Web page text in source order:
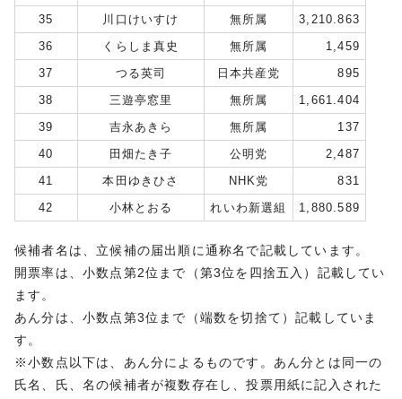
35
川口けいすけ 無所属
3,210.863
36
くらしま真史 無所属
1,459
37
つる英司 日本共産党
895
38
三遊亭窓里 無所属
1,661.404
39
吉永あきら 無所属
137
40
田畑たき子 公明党
2,487
41
本田ゆきひさ NHK党
831
42
小林とおる れいわ新選組 1,880.589
候補者名は、立候補の届出順に通称名で記載しています。
開票率は、小数点第2位まで（第3位を四捨五入）記載してい
ます。
あん分は、小数点第3位まで（端数を切捨て）記載していま
す。
※小数点以下は、あん分によるものです。あん分とは同一の
氏名、氏、名の候補者が複数存在し、投票用紙に記入された